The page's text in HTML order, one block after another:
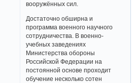
вооружённых сил.
Достаточно обширна и
программа военного научного
сотрудничества. В военно-
учебных заведениях
Министерства обороны
Российской Федерации на
постоянной основе проходит
обучение несколько сотен